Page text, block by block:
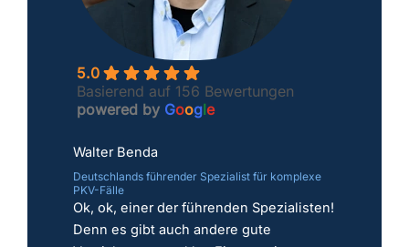
5.0
Basierend auf 156 Bewertungen
powered by Google
Walter Benda
Deutschlands führender Spezialist für komplexe
PKV-Fälle
Ok, ok, einer der führenden Spezialisten!
Denn es gibt auch andere gute